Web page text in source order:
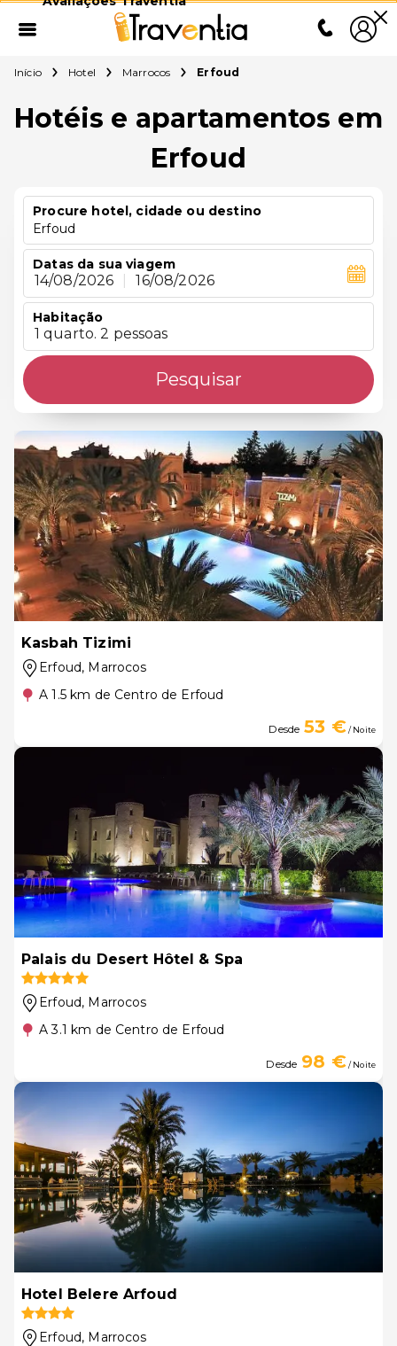
Início Hotel Marrocos Erfoud
Hotéis e apartamentos em
Erfoud
Procure hotel, cidade ou destino
Erfoud
Datas da sua viagem
14/08/2026 16/08/2026
Habitação
1 quarto. 2 pessoas
Pesquisar
Kasbah Tizimi
Erfoud, Marrocos
A 1.5 km de Centro de Erfoud
Desde 53 €/ Noite
Palais du Desert Hôtel & Spa
Erfoud, Marrocos
A 3.1 km de Centro de Erfoud
Desde 98 €/ Noite
Hotel Belere Arfoud
Erfoud, Marrocos